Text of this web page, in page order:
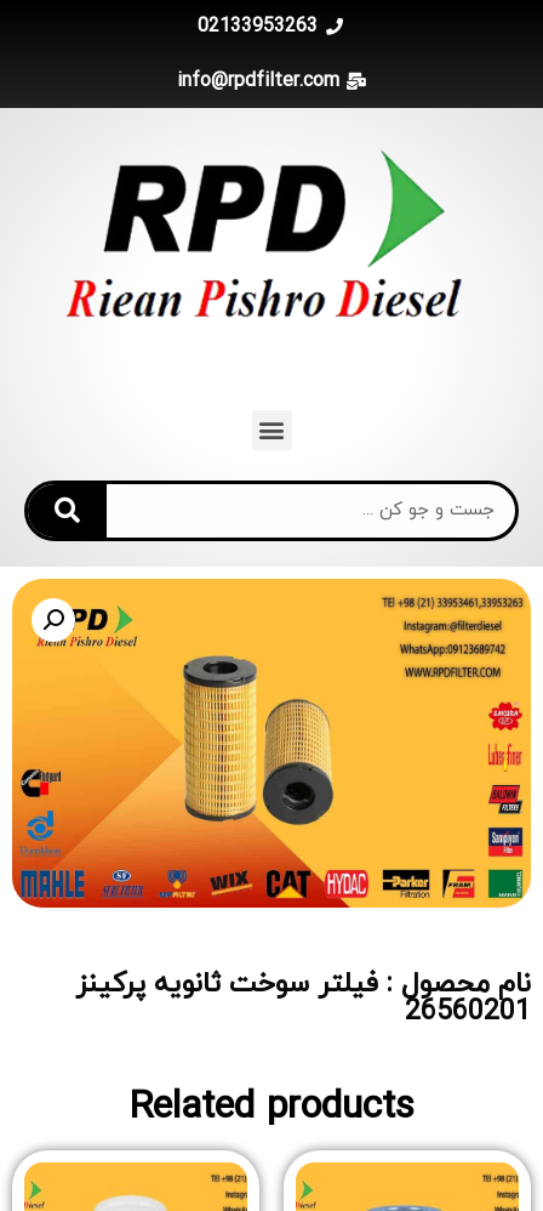
02133953263
info@rpdfilter.com
نام محصول : فیلتر سوخت ثانویه پرکینز
26560201
Related products